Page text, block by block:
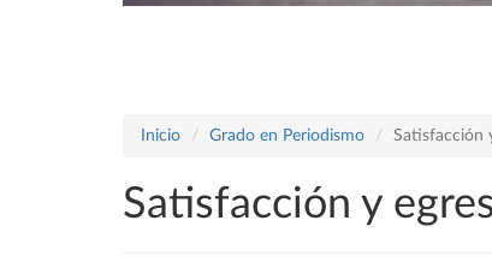
Inicio Grado en Periodismo Satisfacción
Satisfacción y